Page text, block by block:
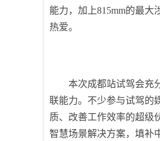
能力，加上815mm的最
热爱。
本次成都站试驾会充
联能力。不少参与试驾的
质、改善工作效率的超级
智慧场景解决方案，填补